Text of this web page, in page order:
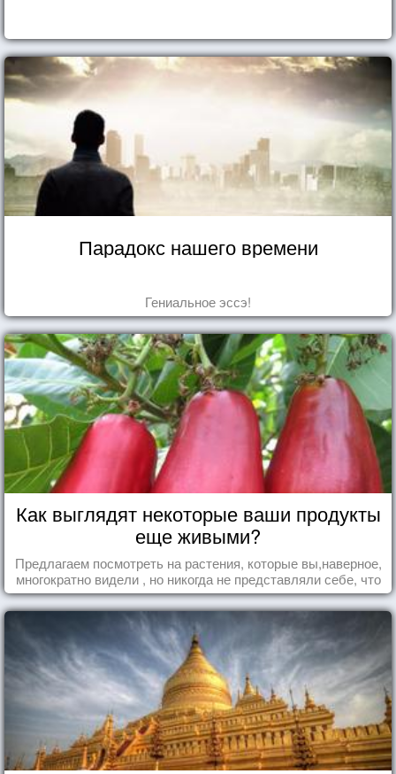
Парадокс нашего времени
Гениальное эссэ!
Как выглядят некоторые ваши продукты
еще живыми?
Предлагаем посмотреть на растения, которые вы,наверное,
многократно видели , но никогда не представляли себе, что
употребляете их в пищу.